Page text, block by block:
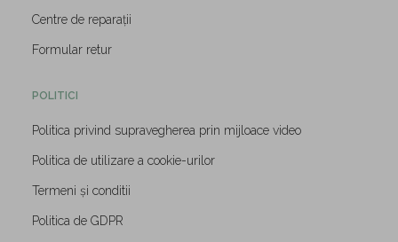
Centre de reparații
Formular retur
POLITICI
Politica privind supravegherea prin mijloace video
Politica de utilizare a cookie-urilor
Termeni și conditii
Politica de GDPR